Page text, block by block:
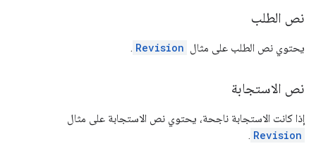
نص الطلب
يحتوي نص الطلب على مثال Revision
.
نص الاستجابة
إذا كانت الاستجابة ناجحة، يحتوي نص الاستجابة على مثال
Revision
.